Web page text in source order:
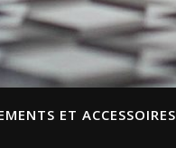
ET ACCESSOIRES